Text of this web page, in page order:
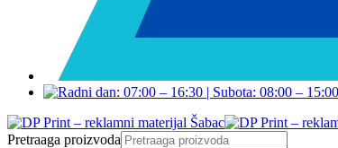
Pretraaga proizvoda